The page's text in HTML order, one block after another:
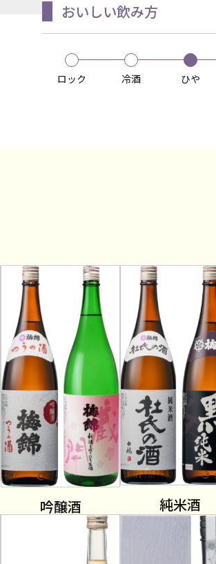
おいしい飲み方
ロック 冷酒 ひや
吟醸酒 純米酒